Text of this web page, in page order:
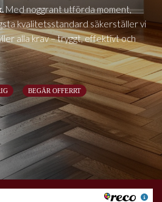
Med noggrant utförda moment,
kvalitetsstandard säkerställer vi
alla krav – tryggt, effektivt och
BEGÄR OFFERRT